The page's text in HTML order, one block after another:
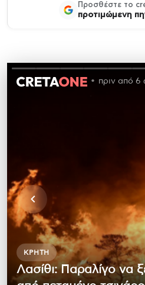
Προσθέστε το
προτιμώμενη
πριν από 6
ΚΡΉΤΗ
Λασίθι: Παραλίγο να